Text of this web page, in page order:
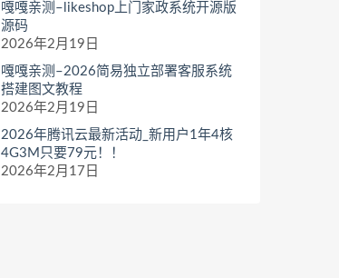
嘎嘎亲测–likeshop上门家政系统开源版
源码
2026年2月19日
嘎嘎亲测–2026简易独立部署客服系统
搭建图文教程
2026年2月19日
2026年腾讯云最新活动_新用户1年4核
4G3M只要79元！！
2026年2月17日